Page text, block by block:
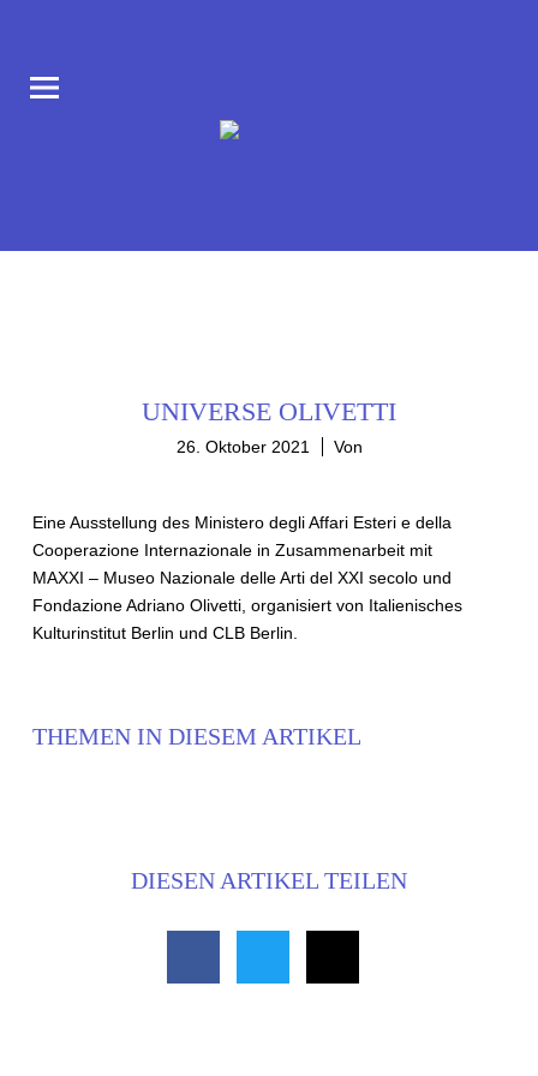
COLLABORATORIUM IM AUFBAU HAUS AM MORITZPLATZ
UNIVERSE OLIVETTI
26. Oktober 2021 Von
Eine Ausstellung des Ministero degli Affari Esteri e della
Cooperazione Internazionale in Zusammenarbeit mit
MAXXI – Museo Nazionale delle Arti del XXI secolo und
Fondazione Adriano Olivetti, organisiert von Italienisches
Kulturinstitut Berlin und CLB Berlin.
THEMEN IN DIESEM ARTIKEL
DIESEN ARTIKEL TEILEN